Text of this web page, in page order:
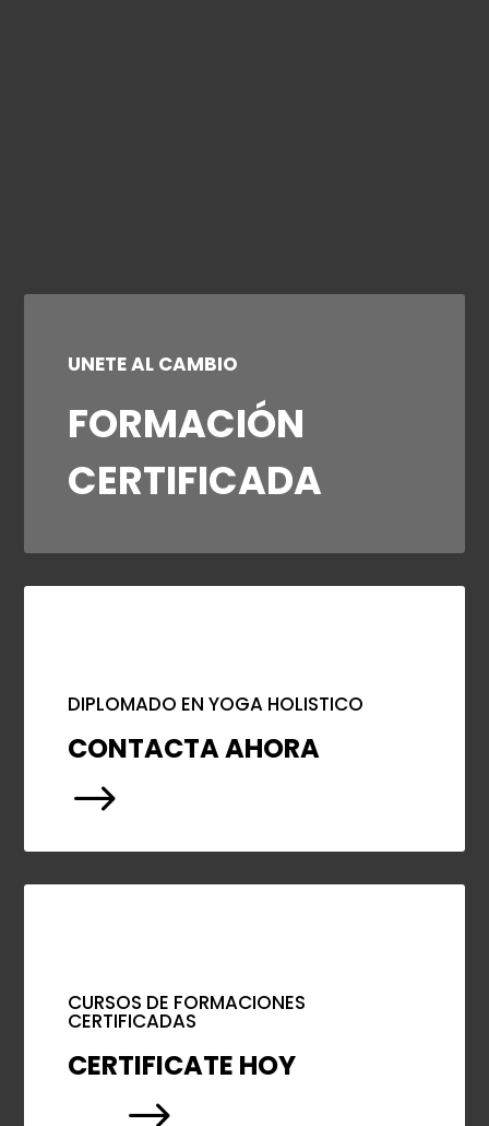
UNETE AL CAMBIO
FORMACIÓN
CERTIFICADA
DIPLOMADO EN YOGA HOLISTICO
CONTACTA AHORA
$
CURSOS DE FORMACIONES
CERTIFICADAS
CERTIFICATE HOY